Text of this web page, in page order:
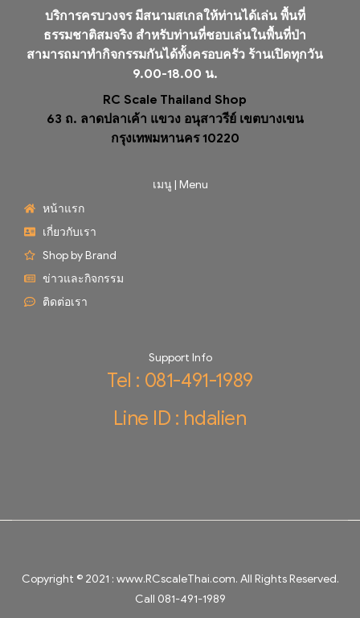
บริการครบวงจร มีสนามสเกลให้ท่านได้เล่น พื้นที่
ธรรมชาติสมจริง สำหรับท่านที่ชอบเล่นในพื้นที่ป่า
สามารถมาทำกิจกรรมกันได้ทั้งครอบครัว ร้านเปิดทุกวัน
9.00-18.00 น.
RC Scale Thailand Shop
63 ถ. ลาดปลาเค้า แขวง อนุสาวรีย์ เขตบางเขน
กรุงเทพมหานคร 10220
เมนู | Menu
หน้าแรก
เกี่ยวกับเรา
Shop by Brand
ข่าวและกิจกรรม
ติดต่อเรา
Support Info
Tel : 081-491-1989
Line ID : hdalien
Copyright © 2021 : www.RCscaleThai.com. All Rights Reserved.
Call 081-491-1989